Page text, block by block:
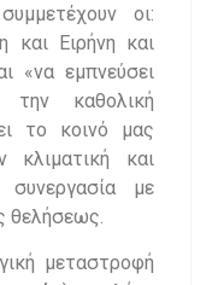
οι:
και Ειρήνη και
«να εμπνεύσει
την καθολική
το κοινό μας
κλιματική και
συνεργασία με
θελήσεως.
μεταστροφή